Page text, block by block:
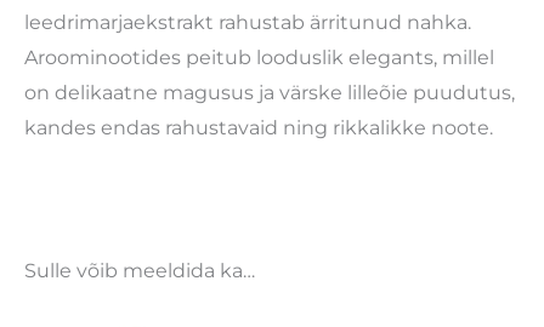
leedrimarjaekstrakt rahustab ärritunud nahka.
Aroominootides peitub looduslik elegants, millel
on delikaatne magusus ja värske lilleõie puudutus,
kandes endas rahustavaid ning rikkalikke noote.
Sulle võib meeldida ka…